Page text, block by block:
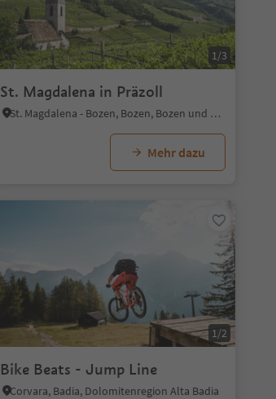
1/3
St. Magdalena in Präzoll
St. Magdalena - Bozen, Bozen, Bozen und Umgebung
Mehr dazu
1/2
Bike Beats - Jump Line
Corvara, Badia, Dolomitenregion Alta Badia